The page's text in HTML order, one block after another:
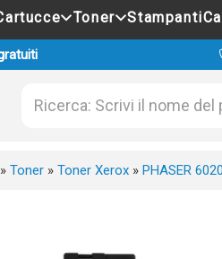
Toner Stampanti
» Toner » Toner Xerox » PHASER 6020